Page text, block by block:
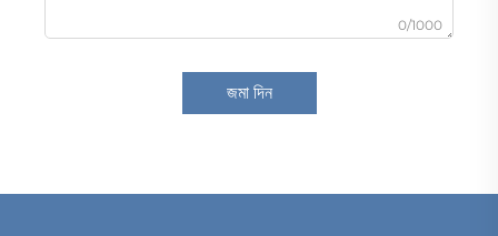
0/1000
জমা দিন